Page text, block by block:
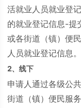
活就业人员就业登
的就业登记信息-提
或各街道（镇）便
人员就业登记信息。
2、线下
申请人通过各级公
街道（镇）便民服